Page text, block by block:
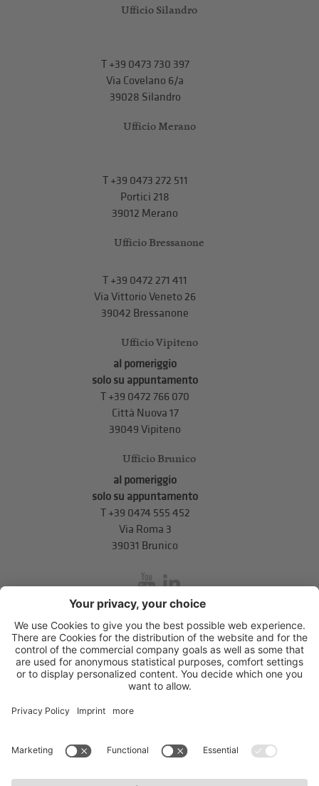
Ufficio Silandro
T+39 0473 730 397
Via Covelano 6/a
39028 Silandro
Ufficio Merano
T+39 0473 272 511
Portici 218
39012 Merano
Ufficio Bressanone
T +39 0472 271 411
Via Vittorio Veneto 26
39042 Bressanone
Ufficio Vipiteno
al pomeriggio
solo su appuntamento
T +39 0472 766 070
Città Nuova 17
39049 Vipiteno
Ufficio Brunico
al pomeriggio
solo su appuntamento
T+39 0474 555 452
Via Roma 3
39031 Brunico
inService
Via di Mezzo ai Piani 5 ,39100 Bolzano.T+39 0471 310 311.
info@unione-bz.it
Impressum
Privacy